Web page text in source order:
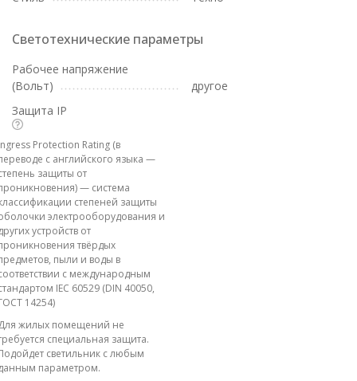
Светотехнические параметры
Рабочее напряжение
(Вольт)
другое
Защита IP
Protection Rating (в
с английского языка —
защиты от
— система
степеней защиты
электрооборудования и
устройств от
твёрдых
пыли и воды в
с международным
IEC 60529 (DIN 40050,
14254)
жилых помещений не
специальная защита.
светильник с любым
параметром.